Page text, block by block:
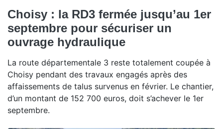
Choisy : la RD3 fermée jusqu’au 1er
septembre pour sécuriser un
ouvrage hydraulique
La route départementale 3 reste totalement coupée à
Choisy pendant des travaux engagés après des
affaissements de talus survenus en février. Le chantier,
d’un montant de 152 700 euros, doit s’achever le 1er
septembre.